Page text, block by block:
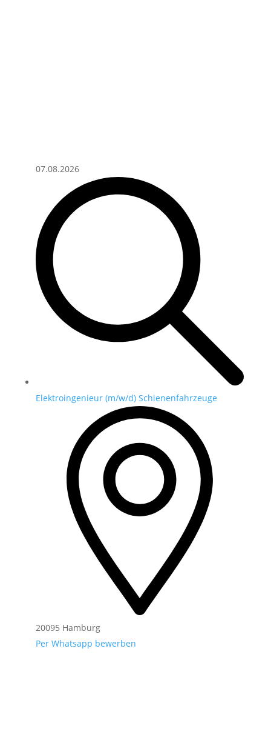
07.08.2026
Elektroingenieur (m/w/d) Schienenfahrzeuge
20095 Hamburg
Per Whatsapp bewerben